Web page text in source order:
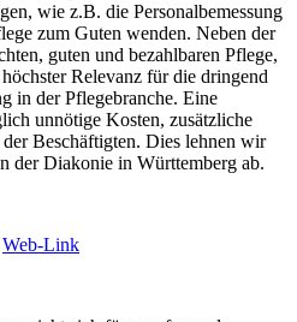
wie z.B. die Personalbemessung
zum Guten wenden. Neben der
guten und bezahlbaren Pflege,
Relevanz für die dringend
in der Pflegebranche. Eine
unnötige Kosten, zusätzliche
Beschäftigten. Dies lehnen wir
der Diakonie in Württemberg ab.
Web-Link